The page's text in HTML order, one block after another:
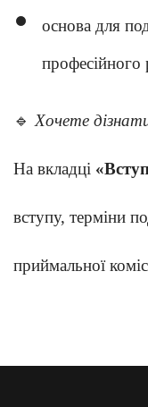
основа для
професійного
🔹 Хочете
На вкладці
вступу, терміни
приймальної